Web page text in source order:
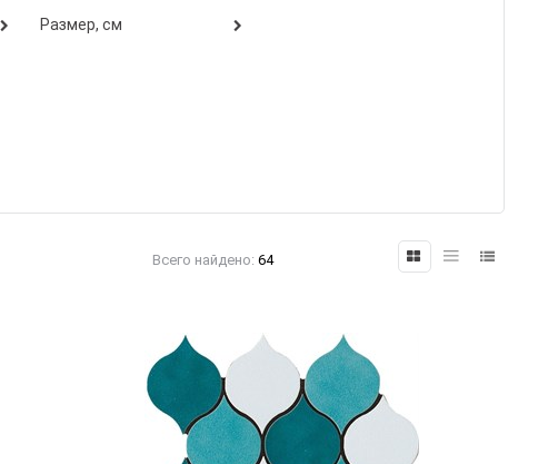
Размер, см
Всего найдено: 64